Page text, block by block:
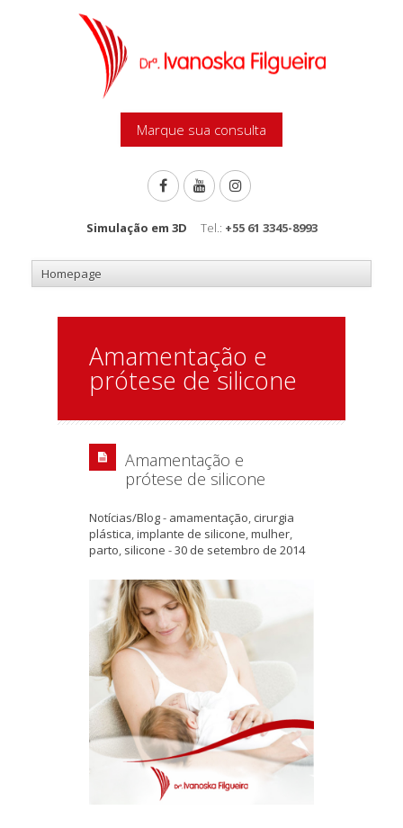
Marque sua consulta
Simulação em 3D Tel.: +55 61 3345-8993
Amamentação e
prótese de silicone
Amamentação e
prótese de silicone
Notícias/Blog- amamentação, cirurgia
plástica,implante de silicone,mulher,
parto, silicone -30 de setembro de 2014